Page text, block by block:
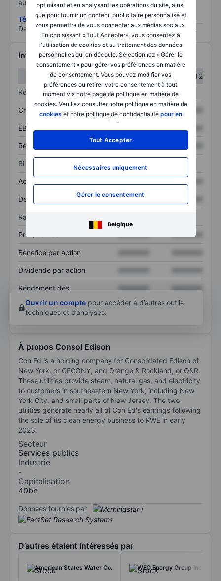
optimisant et en analysant les opérations du site, ainsi
que pour fournir un contenu publicitaire personnalisé et
vous permettre de vous connecter aux médias sociaux.
En choisissant « Tout Accepter», vous consentez à
l'utilisation de cookies et au traitement des données
personnelles qui en découle. Sélectionnez « Gérer le
consentement » pour gérer vos préférences en matière
de consentement. Vous pouvez modifier vos
préférences ou retirer votre consentement à tout
moment via notre page de politique en matière de
cookies. Veuillez consulter notre politique en matière de
cookies et notre politique de confidentialité pour en
savoir plus
Tout Accepter
Nécessaires uniquement
Gérer le consentement
Belgique
au risque le plus élevé).
Télécharger la méthodologie ESG (en anglais)
Data provided by
/
Informations financières
T1
T2
Résultats
Chiffre d’affaires XXXXXXX
EBITDA
Résultat net XXXXXXX
Bilan
Actif total
Dette totale XXXXXXX
Ratios
Prix / ventes XXXXXXX
Bénéfice par action
Dividende par action
Rendement des
XXXXXXX
XXXXXXX
Ouvrir un compte pour accéder à d’autres outils
techniques et d’analyses.
À propos Consol Edison
Con Ed is a holding company for Consolidated Edison of
New York, or CECONY, and Orange & Rockland, or O&R.
These utilities provide steam, natural gas, and electricity
to customers in southeastern New York, including New
York City, and small parts of New Jersey. The two
utilities generate nearly all of Con Ed's earnings following
the sale of its clean energy business to RWE in early
2023.
Secteur
Services publics
Industrie
-
Capitalisation
40bn
Données fournies par /
D’autres étaient intéressés par
American States Water Co. WEC Energy Group Inc.